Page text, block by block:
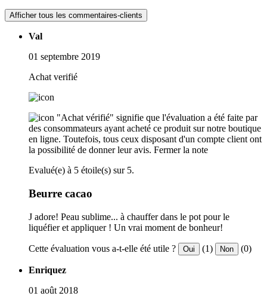
Afficher tous les commentaires-clients
Val
01 septembre 2019
Achat verifié
"Achat vérifié" signifie que l'évaluation a été faite par
des consommateurs ayant acheté ce produit sur notre boutique
en ligne. Toutefois, tous ceux disposant d'un compte client ont
la possibilité de donner leur avis. Fermer la note
Evalué(e) à 5 étoile(s) sur 5.
Beurre cacao
J adore! Peau sublime... à chauffer dans le pot pour le
liquéfier et appliquer ! Un vrai moment de bonheur!
Cette évaluation vous a-t-elle été utile ? Oui (1) Non (0)
Enriquez
01 août 2018